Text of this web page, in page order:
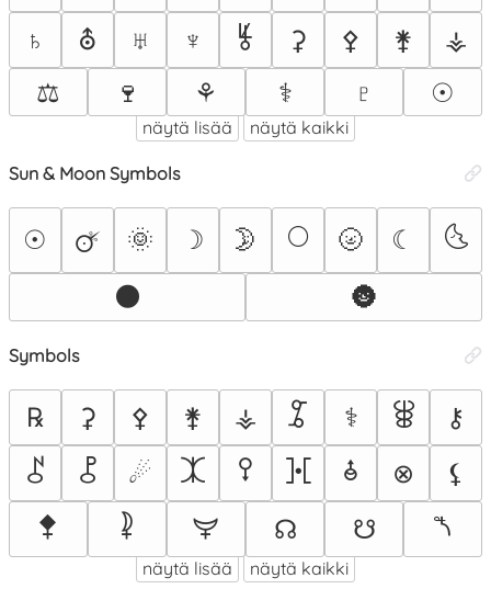
♄
⛢ ♅ ♆ ⯉ ⚳ ⚴ ⚵
⚶
⚖
🍷 ⚘ ⚕ ♇ ☉
näytä lisää näytä kaikki
Sun & Moon Symbols
☉ 🜚 🌞 ☽ 🌛 🌕 🌝 ☾
🌜
🌑
🌚
Symbols
℞ ⚳ ⚴ ⚵ ⚶ ⯙ ⚕ ⯚
⚷
⯜
⯛ ☄ ⯰ ⯱ ⯘ ⯗ ⊗
⚸
⯞
⯝ ⯟ ☊ ☋ ⯲
näytä lisää näytä kaikki